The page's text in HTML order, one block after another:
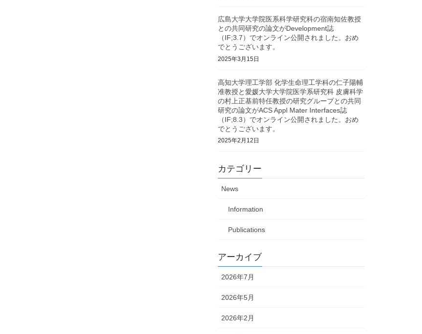
広島大学大学院医系科学研究科の宿南知佐教授
との共同研究の論文がDevelopment誌
（IF;3.7）でオンライン公開されました。おめ
でとうございます。
2025年3月15日
高知大学理工学部 化学生命理工学科の仁子陽輔
准教授と愛媛大学大学院医学系研究科 皮膚科学
の村上正基前特任教授の研究グループとの共同
研究の論文がACS Appl Mater Interfaces誌
（IF;8.3）でオンライン公開されました。おめ
でとうございます。
2025年2月12日
カテゴリー
News
Information
Publications
アーカイブ
2026年7月
2026年5月
2026年2月